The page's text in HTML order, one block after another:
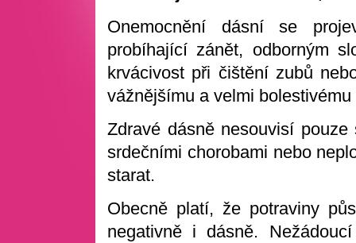
Onemocnění dásní se
probíhající zánět, odborným
krvácivost při čištění zubů
vážnějšímu a velmi
Zdravé dásně nesouvisí
srdečními chorobami nebo
starat.
Obecně platí, že potraviny
negativně i dásně.